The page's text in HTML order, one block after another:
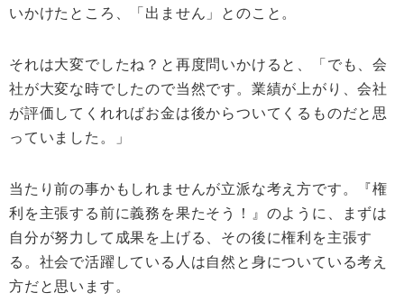
いかけたところ、「出ません」とのこと。
それは大変でしたね？と再度問いかけると、「でも、会
社が大変な時でしたので当然です。業績が上がり、会社
が評価してくれればお金は後からついてくるものだと思
っていました。」
当たり前の事かもしれませんが立派な考え方です。『権
利を主張する前に義務を果たそう！』のように、まずは
自分が努力して成果を上げる、その後に権利を主張す
る。社会で活躍している人は自然と身についている考え
方だと思います。